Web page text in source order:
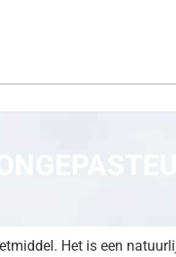
Het is een